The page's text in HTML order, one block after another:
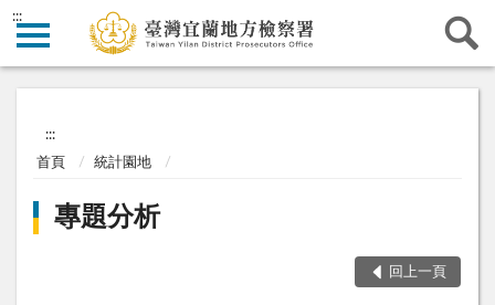
:::
:::
首頁 統計園地
專題分析
回上一頁